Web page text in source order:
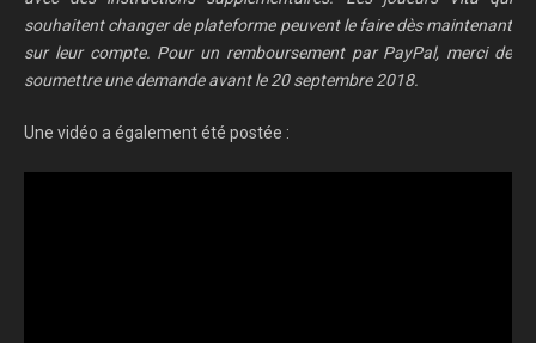
souhaitent changer de plateforme peuvent le faire dès maintenant
sur leur compte. Pour un remboursement par PayPal, merci de
soumettre une demande avant le 20 septembre 2018.
Une vidéo a également été postée :